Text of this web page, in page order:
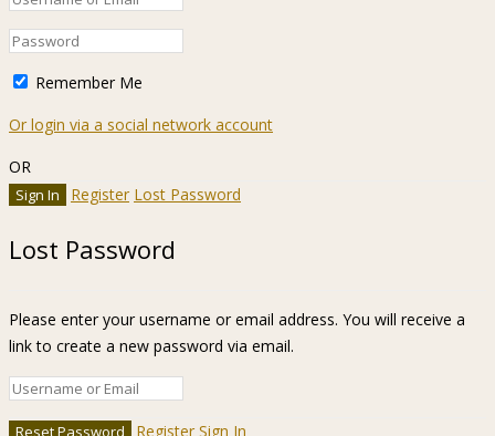
Remember Me
Or login via a social network account
OR
Register Lost Password
Lost Password
Please enter your username or email address. You will receive a
link to create a new password via email.
Register Sign In